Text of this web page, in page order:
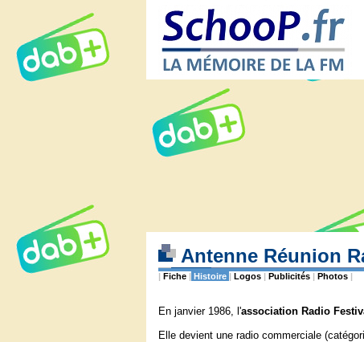
Antenne Réunion
| Fiche | Histoire | Logos | Publicités | Photos |
En janvier 1986, l'association Radio
Elle devient une radio commerciale